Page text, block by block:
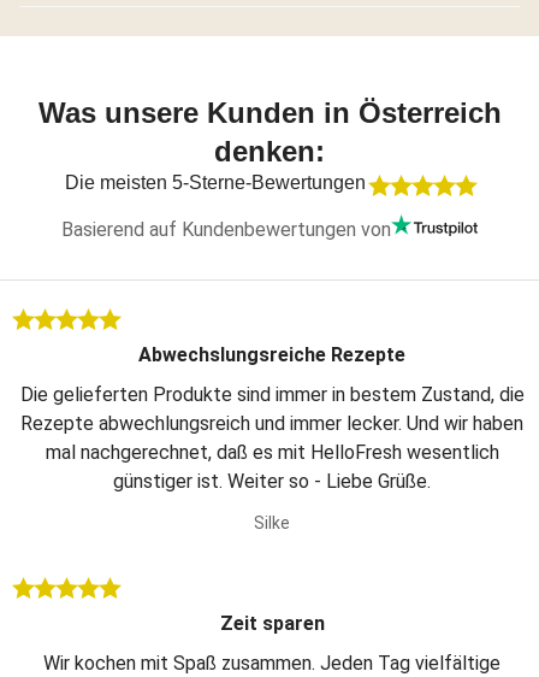
Was unsere Kunden in Österreich
denken:
Die meisten 5-Sterne-Bewertungen
Basierend auf Kundenbewertungen von
Abwechslungsreiche Rezepte
Die gelieferten Produkte sind immer in bestem Zustand, die
Rezepte abwechlungsreich und immer lecker. Und wir haben
mal nachgerechnet, daß es mit HelloFresh wesentlich
günstiger ist. Weiter so - Liebe Grüße.
Silke
Zeit sparen
Wir kochen mit Spaß zusammen. Jeden Tag vielfältige